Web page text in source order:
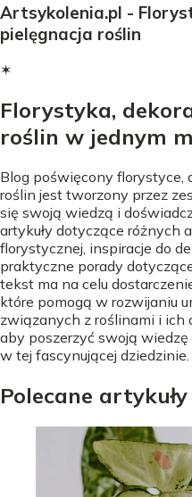
Artsykolenia.pl -
pielęgnacja roślin
✶
Florystyka,
roślin w jednym
Blog poświęcony florystyce,
roślin jest tworzony przez
się swoją wiedzą i
artykuły dotyczące różnych
florystycznej, inspiracje do
praktyczne porady
tekst ma na celu
które pomogą w rozwijaniu
związanych z roślinami i ich
aby poszerzyć swoją
w tej fascynującej dziedzinie.
Polecane artykuły